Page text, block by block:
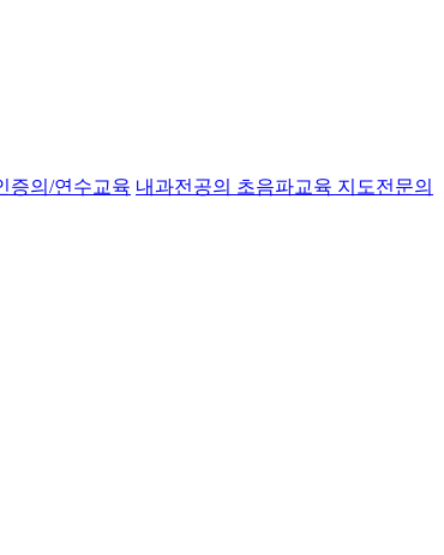
증의/연수교육 내과전공의 초음파교육 지도전문의